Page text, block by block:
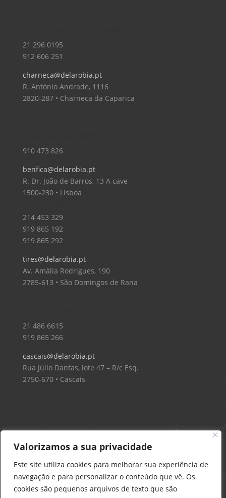
Valorizamos a sua privacidade
Este site utiliza cookies para melhorar sua experiência de
navegação e para personalizar o conteúdo que vê. Os
cookies são pequenos arquivos de texto que são
21 296 0195
912 606 251
charneca@delarobia.pt
R. António Andrade, 1116
2820-287 • Charneca da Caparica
910 473 826
benfica@delarobia.pt
R. Dr. João de Barros, 13 A cave
1500-230 • Lisboa
214 453 329
919 865 192
919 865 292
tires@delarobia.pt
Av. Amália Rodrigues, 190
2785-613 • São Domingos de Rana
21 486 6615
919 865 266
cascais@delarobia.pt
Rua Júlio Dantas, lote 47 – R/c Esq.
2750-670 • Cascais
Delarobia – Construção
912 441 514
construcao@delarobia.pt
R. António Andrade, 1171
2820-287 • Charneca de Caparica